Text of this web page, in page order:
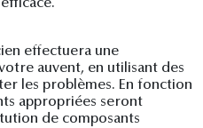
effectuera une
auvent, en utilisant des
les problèmes. En fonction
appropriées seront
de composants